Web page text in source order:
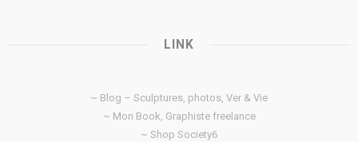
LINK
~ Blog – Sculptures, photos, Ver & Vie
~ Mon Book, Graphiste freelance
~ Shop Society6